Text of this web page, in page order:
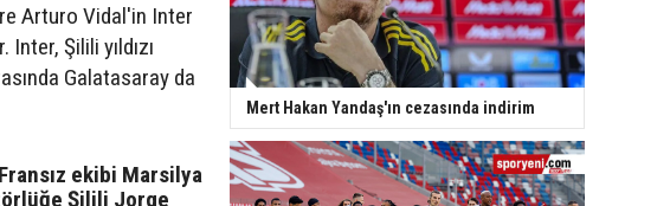
Arturo Vidal'in Inter
Şilili yıldızı
Galatasaray da
ekibi Marsilya
Şilili Jorge
Mert Hakan Yandaş'ın cezasında indirim